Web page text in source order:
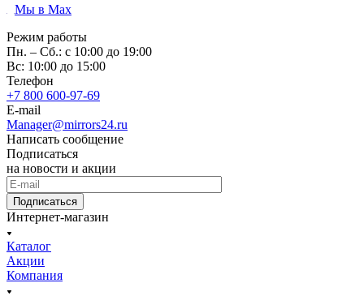
Мы в Max
Режим работы
Пн. – Сб.: с 10:00 до 19:00
Вс: 10:00 до 15:00
Телефон
+7 800 600-97-69
E-mail
Manager@mirrors24.ru
Написать сообщение
Подписаться
на новости и акции
Подписаться
Интернет-магазин
Каталог
Акции
Компания